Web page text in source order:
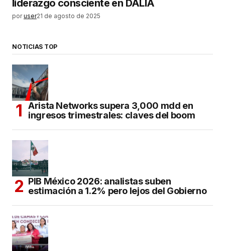
liderazgo consciente en DALIA
por user21 de agosto de 2025
NOTICIAS TOP
Arista Networks supera 3,000 mdd en
ingresos trimestrales: claves del boom
PIB México 2026: analistas suben
estimación a 1.2% pero lejos del Gobierno